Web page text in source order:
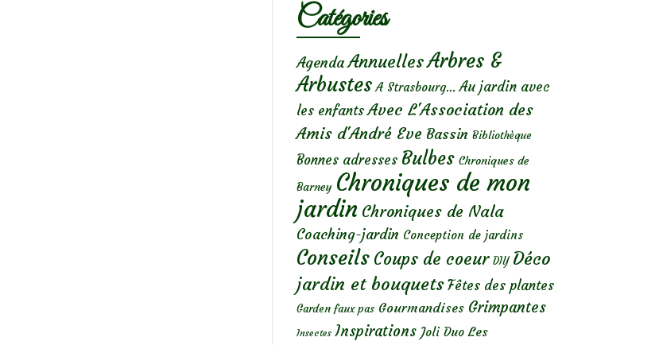
Catégories
Agenda AnnuellesArbres &
Arbustes A Strasbourg... Au jardin avec
les enfants Avec L'Association des
Amis d'André Eve Bassin Bibliothèque
Bonnes adresses Bulbes Chroniques de
Barney Chroniques de mon
jardin Chroniques de Nala
Coaching-jardin Conception de jardins
Conseils Coups de coeur DIY Déco
jardin et bouquets Fêtes des plantes
Garden faux pas Gourmandises Grimpantes
Insectes Inspirations Joli Duo Les